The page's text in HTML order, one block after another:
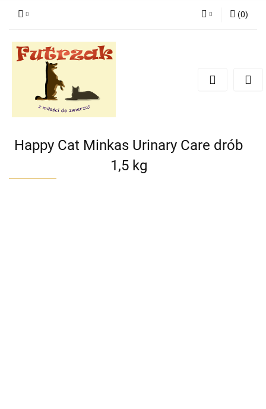
(0)
Happy Cat Minkas Urinary Care drób
1,5 kg